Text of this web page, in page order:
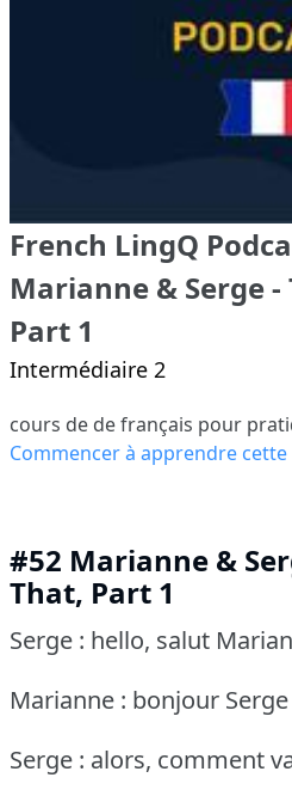
French LingQ
Marianne & Serge
Part 1
Intermédiaire 2
cours de de français pour
Commencer à apprendre
#52 Marianne &
That, Part 1
Serge : hello, salut
Marianne : bonjour Serge
Serge : alors, comment